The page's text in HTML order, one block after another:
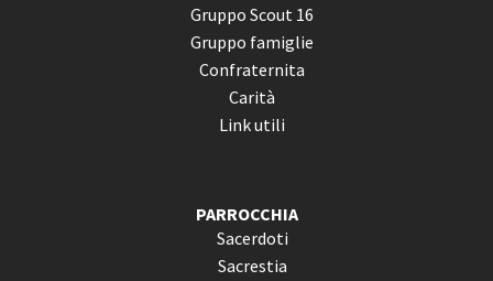
Gruppo Scout 16
Gruppo famiglie
Confraternita
Carità
Link utili
PARROCCHIA
Sacerdoti
Sacrestia